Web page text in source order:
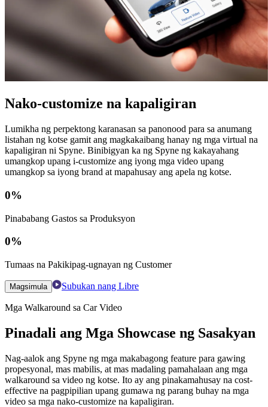
Nako-customize na kapaligiran
Lumikha ng perpektong karanasan sa panonood para sa anumang
listahan ng kotse gamit ang magkakaibang hanay ng mga virtual na
kapaligiran ni Spyne. Binibigyan ka ng Spyne ng kakayahang
umangkop upang i-customize ang iyong mga video upang
umangkop sa iyong brand at mapahusay ang apela ng kotse.
0%
Pinababang Gastos sa Produksyon
0%
Tumaas na Pakikipag-ugnayan ng Customer
Magsimula Subukan nang Libre
Mga Walkaround sa Car Video
Pinadali ang Mga Showcase ng Sasakyan
Nag-aalok ang Spyne ng mga makabagong feature para gawing
propesyonal, mas mabilis, at mas madaling pamahalaan ang mga
walkaround sa video ng kotse. Ito ay ang pinakamahusay na cost-
effective na pagpipilian upang gumawa ng parang buhay na mga
video sa mga nako-customize na kapaligiran.